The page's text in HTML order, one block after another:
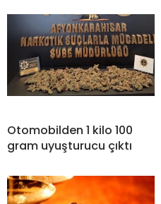
Otomobilden 1 kilo 100
gram uyuşturucu çıktı